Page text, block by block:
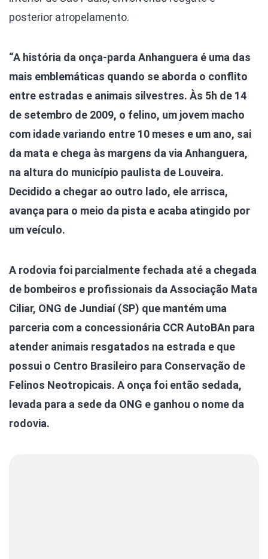
posterior atropelamento.
“A história da onça-parda Anhanguera é uma das
mais emblemáticas quando se aborda o conflito
entre estradas e animais silvestres. Às 5h de 14
de setembro de 2009, o felino, um jovem macho
com idade variando entre 10 meses e um ano, sai
da mata e chega às margens da via Anhanguera,
na altura do município paulista de Louveira.
Decidido a chegar ao outro lado, ele arrisca,
avança para o meio da pista e acaba atingido por
um veículo.
A rodovia foi parcialmente fechada até a chegada
de bombeiros e profissionais da Associação Mata
Ciliar, ONG de Jundiaí (SP) que mantém uma
parceria com a concessionária CCR AutoBAn para
atender animais resgatados na estrada e que
possui o Centro Brasileiro para Conservação de
Felinos Neotropicais. A onça foi então sedada,
levada para a sede da ONG e ganhou o nome da
rodovia.